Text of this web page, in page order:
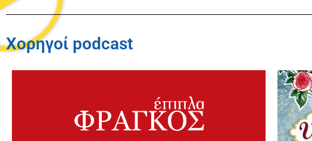
Χορηγοί podcast